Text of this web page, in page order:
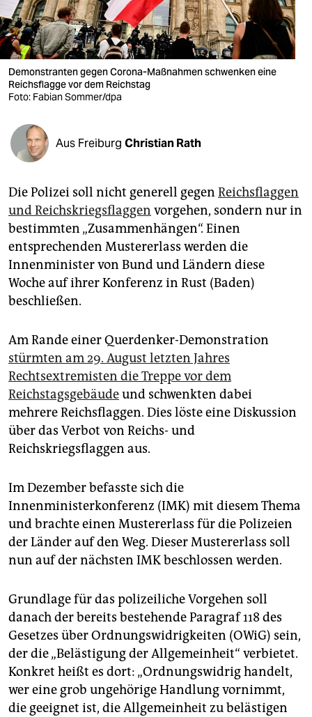
wahrheit
verlag
verlag
veranstaltungen
shop
fragen & hilfe
abo
genossenschaft
epaper login
Demonstranten gegen Corona-Maßnahmen schwenken eine
Reichsflagge vor dem Reichstag
Foto: Fabian Sommer/dpa
Aus Freiburg Christian Rath
Die Polizei soll nicht generell gegen Reichsflaggen
und Reichskriegsflaggen vorgehen, sondern nur in
bestimmten „Zusammenhängen“. Einen
entsprechenden Mustererlass werden die
Innenminister von Bund und Ländern diese
Woche auf ihrer Konferenz in Rust (Baden)
beschließen.
Am Rande einer Querdenker-Demonstration
stürmten am 29. August letzten Jahres
Rechtsextremisten die Treppe vor dem
Reichstagsgebäudeund schwenkten dabei
mehrere Reichsflaggen. Dies löste eine Diskussion
über das Verbot von Reichs- und
Reichskriegsflaggen aus.
Im Dezember befasste sich die
Innenministerkonferenz (IMK) mit diesem Thema
und brachte einen Mustererlass für die Polizeien
der Länder auf den Weg. Dieser Mustererlass soll
nun auf der nächsten IMK beschlossen werden.
Grundlage für das polizeiliche Vorgehen soll
danach der bereits bestehende Paragraf 118 des
Gesetzes über Ordnungswidrigkeiten (OWiG) sein,
der die „Belästigung der Allgemeinheit“ verbietet.
Konkret heißt es dort: „Ordnungswidrig handelt,
wer eine grob ungehörige Handlung vornimmt,
die geeignet ist, die Allgemeinheit zu belästigen